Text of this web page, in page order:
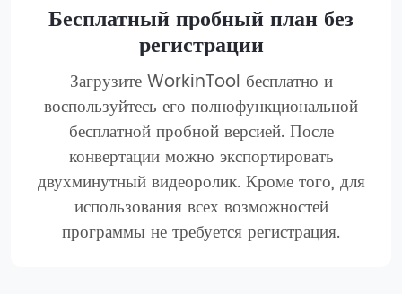
Бесплатный пробный план без
регистрации
Загрузите WorkinTool бесплатно и
воспользуйтесь его полнофункциональной
бесплатной пробной версией. После
конвертации можно экспортировать
двухминутный видеоролик. Кроме того, для
использования всех возможностей
программы не требуется регистрация.